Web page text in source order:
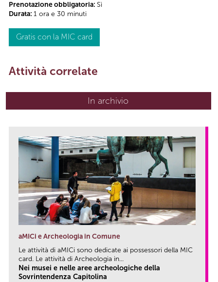
Prenotazione obbligatoria: Sì
Durata: 1 ora e 30 minuti
Gratis con la MIC card
Attività correlate
In archivio
aMICi e Archeologia in Comune
Le attività di aMICi sono dedicate ai possessori della MIC
card. Le attività di Archeologia in...
Nei musei e nelle aree archeologiche della
Sovrintendenza Capitolina